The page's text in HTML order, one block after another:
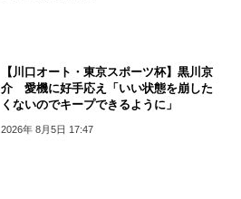
【川口オート・東京スポーツ杯】黒川京
介 愛機に好手応え「いい状態を崩した
くないのでキープできるように」
2026年 8月5日 17:47